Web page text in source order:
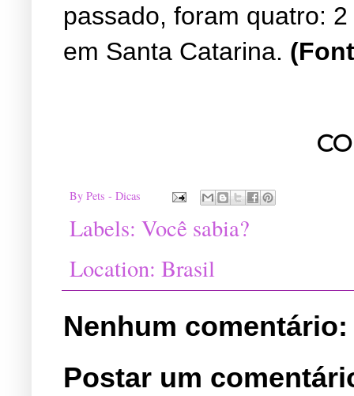
passado, foram quatro:
em Santa Catarina.
By Pets - Dicas
Labels: Você sabia?
Location: Brasil
Nenhum comentário:
Postar um